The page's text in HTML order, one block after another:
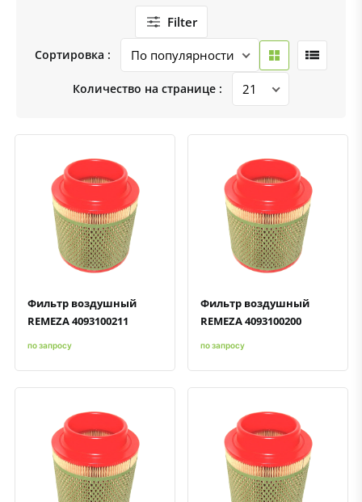
Filter
Сортировка :
Количество на странице :
Быстрый просмотрДобавить к сравнению
Добавить в избранное
Фильтр воздушный
REMEZA 4093100211
по запросу
Быстрый просмотрДобавить к сравнению
Добавить в избранное
Фильтр воздушный
REMEZA 4093100200
по запросу
Быстрый просмотрДобавить к сравнению
Добавить в избранное Быстрый просмотрДобавить к сравнению
Добавить в избранное